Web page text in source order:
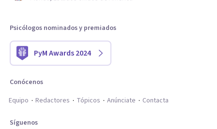
Psicólogos nominados y premiados
PyM Awards 2024
Conócenos
Equipo
Redactores Tópicos Anúnciate Contacta
Síguenos